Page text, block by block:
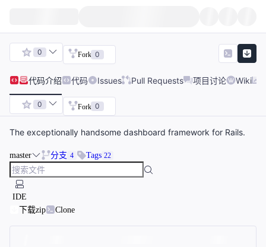
0 Fork 0
代码介绍 代码 Issues Pull Requests 项目讨论 Wiki
0 Fork 0
The exceptionally handsome dashboard framework for Rails.
master 分支 4 Tags 22
IDE
下载zip
Clone